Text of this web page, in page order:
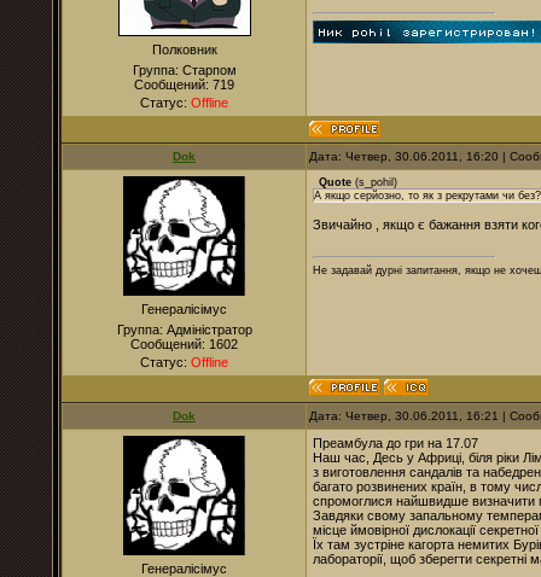
Полковник
Группа: Старпом
Сообщений: 719
Статус: Offline
Dok Дата: Четвер, 30.06.2011, 16:20 |
Генералісімус
Группа: Адміністратор
Сообщений: 1602
Статус: Offline
Quote (s_pohil )
А якщо серйозно, то як з рекрутами чи без?
Звичайно , якщо є бажання взяти
Не задавай дурні запитання, якщо не
Dok Дата: Четвер, 30.06.2011, 16:21 |
Генералісімус
Преамбула до гри на 17.07
Наш час, Десь у Африці, біля ріки
з виготовлення сандалів та
багато розвинених країн, в тому
спромоглися найшвидше визначити
Завдяки свому запальному
місце ймовірної дислокації
Їх там зустріне кагорта немитих
лабораторії, щоб зберегти секретні